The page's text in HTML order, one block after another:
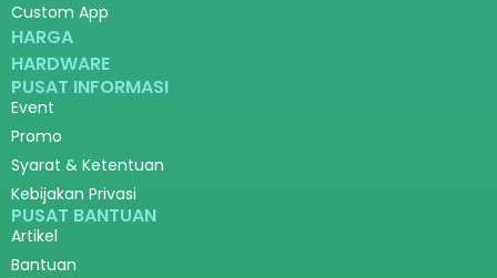
Custom App
HARGA
HARDWARE
PUSAT INFORMASI
Event
Promo
Syarat & Ketentuan
Kebijakan Privasi
PUSAT BANTUAN
Artikel
Bantuan